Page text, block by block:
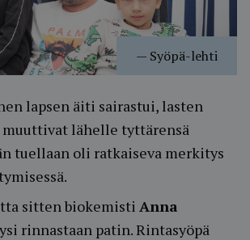
— Syöpä-lehti
lapsen äiti sairastui, lasten
muuttivat lähelle tyttärensä
tuellaan oli ratkaiseva merkitys
sitten biokemisti Anna
rinnastaan patin. Rintasyöpä